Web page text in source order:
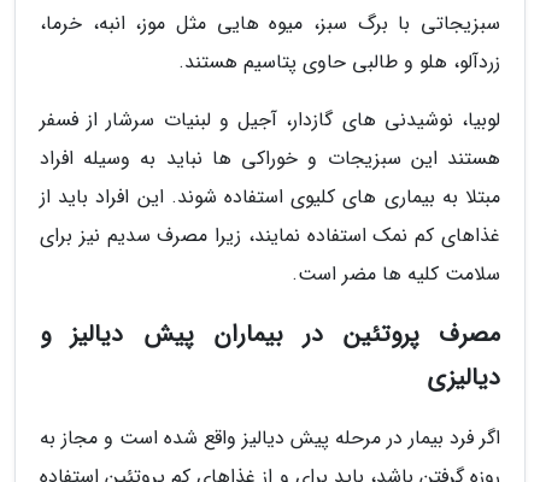
سبزیجاتی با برگ سبز، میوه هایی مثل موز، انبه، خرما،
زردآلو، هلو و طالبی حاوی پتاسیم هستند.
لوبیا، نوشیدنی های گازدار، آجیل و لبنیات سرشار از فسفر
هستند این سبزیجات و خوراکی ها نباید به وسیله افراد
مبتلا به بیماری های کلیوی استفاده شوند. این افراد باید از
غذاهای کم نمک استفاده نمایند، زیرا مصرف سدیم نیز برای
سلامت کلیه ها مضر است.
مصرف پروتئین در بیماران پیش دیالیز و
دیالیزی
اگر فرد بیمار در مرحله پیش دیالیز واقع شده است و مجاز به